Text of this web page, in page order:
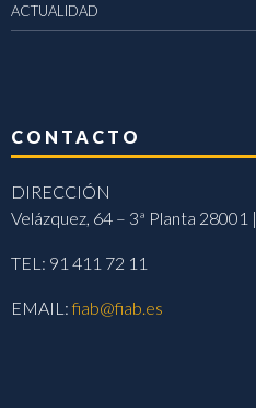
ACTUALIDAD
CONTACTO
DIRECCIÓN
Velázquez, 64 – 3ª Planta 28001
TEL: 91 411 72 11
EMAIL:fiab@fiab.es